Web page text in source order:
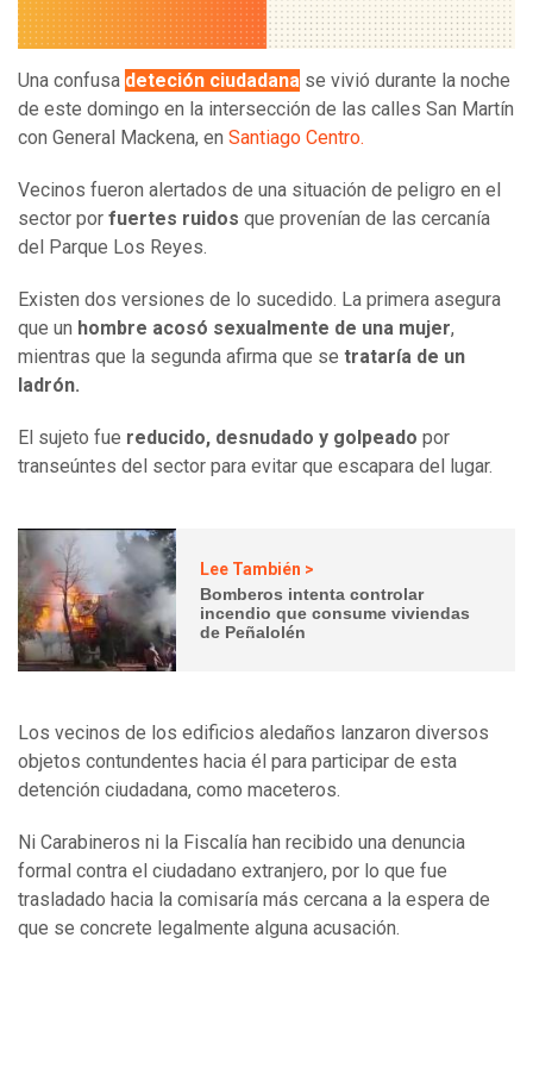
Una confusa deteción ciudadana se vivió durante la noche
de este domingo en la intersección de las calles San Martín
con General Mackena, en Santiago Centro.
Vecinos fueron alertados de una situación de peligro en el
sector por fuertes ruidos que provenían de las cercanía
del Parque Los Reyes.
Existen dos versiones de lo sucedido. La primera asegura
que un hombre acosó sexualmente de una mujer,
mientras que la segunda afirma que se trataría de un
ladrón.
El sujeto fue reducido, desnudado y golpeado por
transeúntes del sector para evitar que escapara del lugar.
Lee También >
Bomberos intenta controlar
incendio que consume viviendas
de Peñalolén
Los vecinos de los edificios aledaños lanzaron diversos
objetos contundentes hacia él para participar de esta
detención ciudadana, como maceteros.
Ni Carabineros ni la Fiscalía han recibido una denuncia
formal contra el ciudadano extranjero, por lo que fue
trasladado hacia la comisaría más cercana a la espera de
que se concrete legalmente alguna acusación.